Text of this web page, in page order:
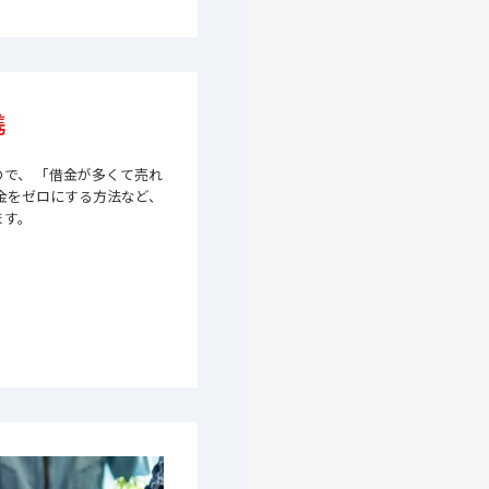
、 「借金が多くて売れ
ゼロにする方法など、
。